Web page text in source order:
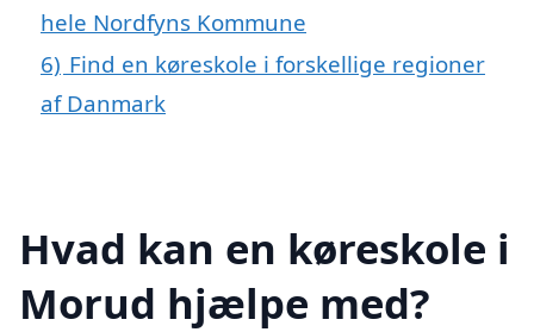
hele Nordfyns Kommune
6) Find en køreskole i forskellige regioner
af Danmark
Hvad kan en køreskole i
Morud hjælpe med?